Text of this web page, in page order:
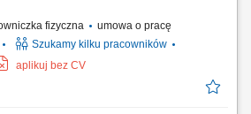
fizyczna
umowa o pracę
Szukamy kilku pracowników
aplikuj bez CV